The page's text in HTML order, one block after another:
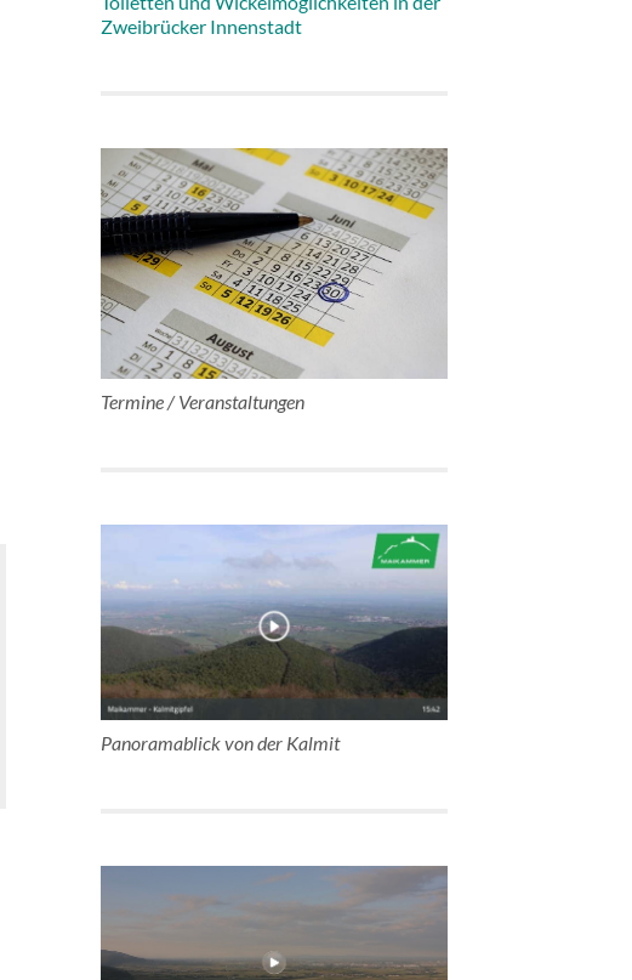
Zweibrücker Innenstadt
Termine / Veranstaltungen
Panoramablick von der Kalmit